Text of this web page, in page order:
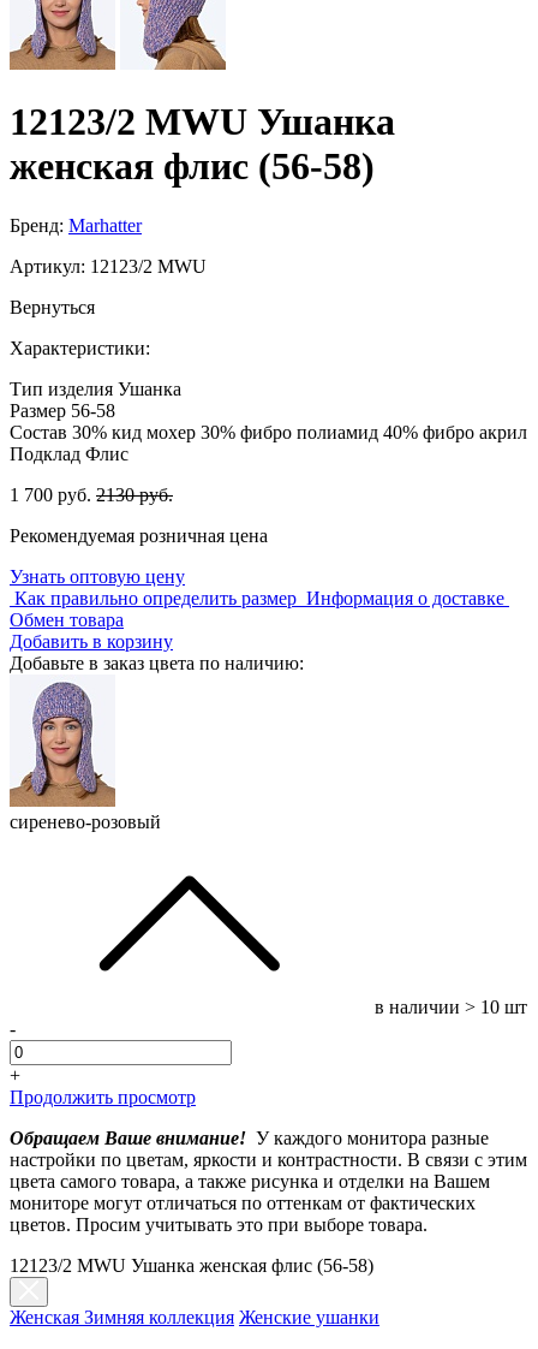
12123/2 MWU Ушанка
женская флис (56-58)
Бренд: Marhatter
Артикул: 12123/2 MWU
Вернуться
Характеристики:
Тип изделия Ушанка
Размер 56-58
Состав 30% кид мохер 30% фибро полиамид 40% фибро акрил
Подклад Флис
1 700 руб. 2130 руб.
Рекомендуемая розничная цена
Узнать оптовую цену
Как правильно определить размер Информация о доставке
Обмен товара
Добавить в корзину
Добавьте в заказ цвета по наличию:
сиренево-розовый
в наличии > 10 шт
-
+
Продолжить просмотр
Обращаем Ваше внимание! У каждого монитора разные
настройки по цветам, яркости и контрастности. В связи с этим
цвета самого товара, а также рисунка и отделки на Вашем
мониторе могут отличаться по оттенкам от фактических
цветов. Просим учитывать это при выборе товара.
12123/2 MWU Ушанка женская флис (56-58)
Женская Зимняя коллекция Женские ушанки